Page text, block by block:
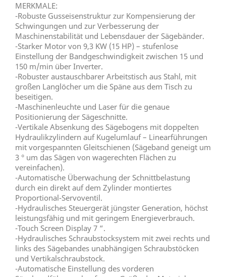
MERKMALE:
-Robuste Gusseisenstruktur zur Kompensierung der
Schwingungen und zur Verbesserung der
Maschinenstabilität und Lebensdauer der Sägebänder.
-Starker Motor von 9,3 KW (15 HP) – stufenlose
Einstellung der Bandgeschwindigkeit zwischen 15 und
150 m/min über Inverter.
-Robuster austauschbarer Arbeitstisch aus Stahl, mit
großen Langlöcher um die Späne aus dem Tisch zu
beseitigen.
-Maschinenleuchte und Laser für die genaue
Positionierung der Sägeschnitte.
-Vertikale Absenkung des Sägebogens mit doppelten
Hydraulikzylindern auf Kugelumlauf – Linearführungen
mit vorgespannten Gleitschienen (Sägeband geneigt um
3 ° um das Sägen von wagerechten Flächen zu
vereinfachen).
-Automatische Überwachung der Schnittbelastung
durch ein direkt auf dem Zylinder montiertes
Proportional-Servoventil.
-Hydraulisches Steuergerät jüngster Generation, höchst
leistungsfähig und mit geringem Energieverbrauch.
-Touch Screen Display 7 “.
-Hydraulisches Schraubstocksystem mit zwei rechts und
links des Sägebandes unabhängigen Schraubstöcken
und Vertikalschraubstock.
-Automatische Einstellung des vorderen